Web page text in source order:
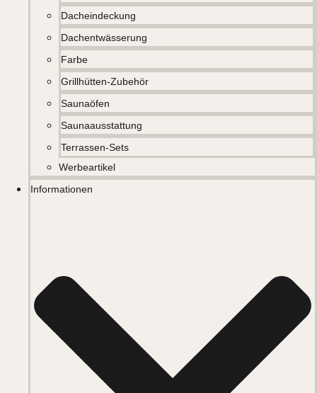
Dacheindeckung
Dachentwässerung
Farbe
Grillhütten-Zubehör
Saunaöfen
Saunaausstattung
Terrassen-Sets
Werbeartikel
Informationen